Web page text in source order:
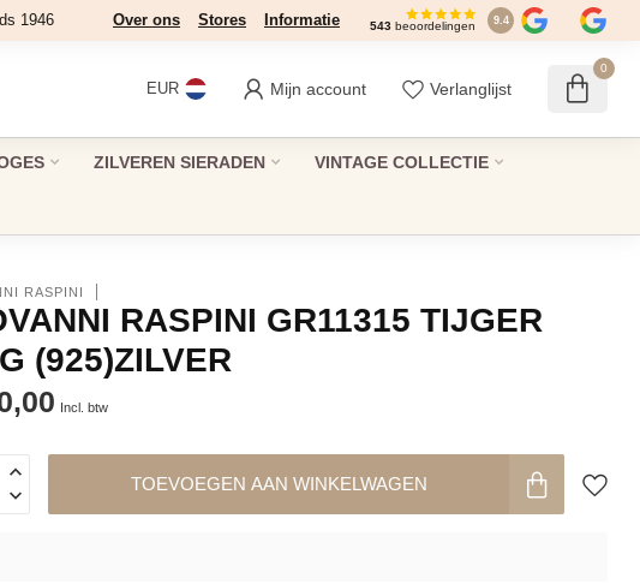
1946 Over ons Stores Informatie 543 beoordelingen 9.4
EUR Mijn account Verlanglijst
0
ZILVEREN SIERADEN VINTAGE COLLECTIE
RASPINI
RASPINI GR11315 TIJGER
(925)ZILVER
Incl. btw
TOEVOEGEN AAN WINKELWAGEN